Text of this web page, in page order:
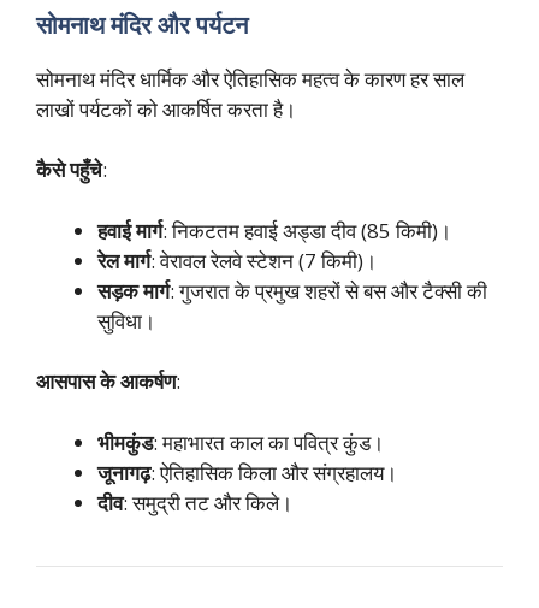
सोमनाथ मंदिर और पर्यटन
सोमनाथ मंदिर धार्मिक और ऐतिहासिक महत्व के कारण हर साल
लाखों पर्यटकों को आकर्षित करता है।
कैसे पहुँचे:
हवाई मार्ग: निकटतम हवाई अड्डा दीव (85 किमी)।
रेल मार्ग: वेरावल रेलवे स्टेशन (7 किमी)।
सड़क मार्ग: गुजरात के प्रमुख शहरों से बस और टैक्सी की
सुविधा।
आसपास के आकर्षण:
भीमकुंड: महाभारत काल का पवित्र कुंड।
जूनागढ़: ऐतिहासिक किला और संग्रहालय।
दीव: समुद्री तट और किले।